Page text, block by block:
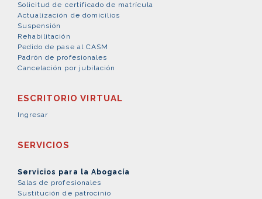
Solicitud de certificado de matrícula
Actualización de domicilios
Suspensión
Rehabilitación
Pedido de pase al CASM
Padrón de profesionales
Cancelación por jubilación
ESCRITORIO VIRTUAL
Ingresar
SERVICIOS
Servicios para la Abogacía
Salas de profesionales
Sustitución de patrocinio